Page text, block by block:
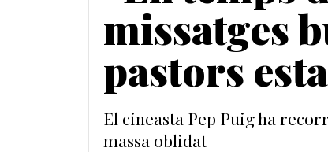
missatges
pastors
El cineasta Pep Puig ha
massa oblidat